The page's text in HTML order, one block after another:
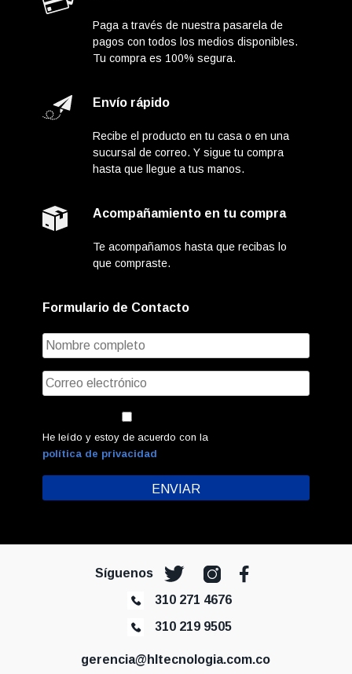
Paga a través de nuestra pasarela de
pagos con todos los medios disponibles.
Tu compra es 100% segura.
Envío rápido
Recibe el producto en tu casa o en una
sucursal de correo. Y sigue tu compra
hasta que llegue a tus manos.
Acompañamiento en tu compra
Te acompañamos hasta que recibas lo
que compraste.
Formulario de Contacto
He leído y estoy de acuerdo con la
política de privacidad
Síguenos
310 271 4676
310 219 9505
gerencia@hltecnologia.com.co